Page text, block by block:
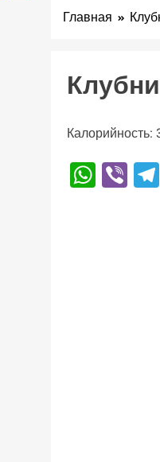
Главная
Калорийность:
Отправить